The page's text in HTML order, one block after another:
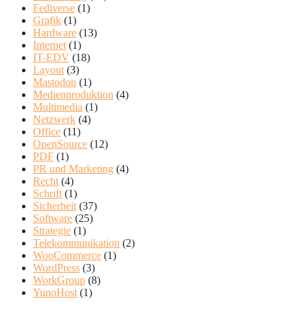
Fediverse (1)
Grafik (1)
Hardware (13)
Internet (1)
IT-EDV (18)
Layout (3)
Mastodon (1)
Medienproduktion (4)
Multimedia (1)
Netzwerk (4)
Office (11)
OpenSource (12)
PDF (1)
PR und Marketing (4)
Recht (4)
Schrift (1)
Sicherheit (37)
Software (25)
Strategie (1)
Telekommunikation (2)
WooCommerce (1)
WordPress (3)
WorkGroup (8)
YunoHost (1)